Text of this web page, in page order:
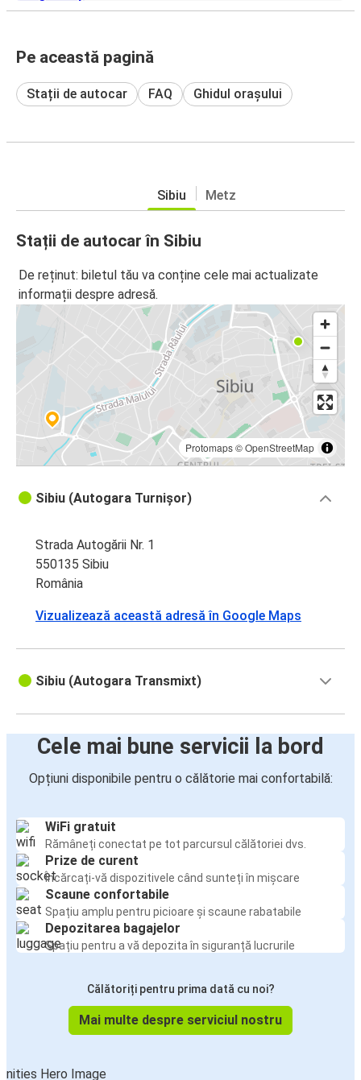
Pe această pagină
Stații de autocar FAQ Ghidul orașului
Sibiu Metz
Stații de autocar în Sibiu
De reținut: biletul tău va conține cele mai actualizate
informații despre adresă.
Protomaps©OpenStreetMap
Sibiu (Autogara Turnișor)
Strada Autogării Nr. 1
550135 Sibiu
România
Vizualizează această adresă în Google Maps
Sibiu (Autogara Transmixt)
Cele mai bune servicii la bord
Opțiuni disponibile pentru o călătorie mai confortabilă:
WiFi gratuit
Rămâneți conectat pe tot parcursul călătoriei dvs.
Prize de curent
Încărcați-vă dispozitivele când sunteți în mișcare
Scaune confortabile
Spațiu amplu pentru picioare și scaune rabatabile
Depozitarea bagajelor
Spațiu pentru a vă depozita în siguranță lucrurile
Călătoriți pentru prima dată cu noi?
Mai multe despre serviciul nostru